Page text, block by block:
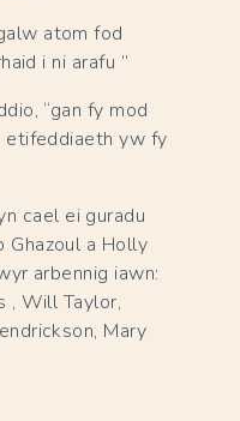
atom fod
i ni arafu ”
“gan fy mod
etifeddiaeth yw fy
cael ei guradu
Ghazoul a Holly
arbennig iawn:
, Will Taylor,
Mary